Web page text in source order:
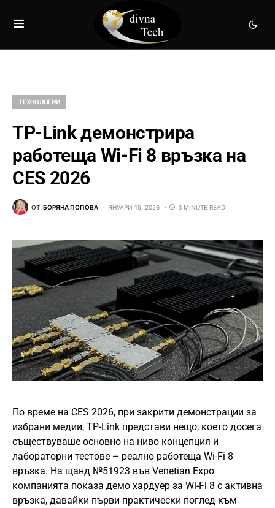
ТЕХНОЛОГИИ
TP-Link демонстрира
работеща Wi-Fi 8 връзка на
CES 2026
ОТ БОРЯНА ПОПОВА ЯНУАРИ 15, 2026 3 MINUTE READ
По време на CES 2026, при закрити демонстрации за
избрани медии, TP-Link представи нещо, което досега
съществуваше основно на ниво концепция и
лабораторни тестове – реално работеща Wi-Fi 8
връзка. На щанд №51923 във Venetian Expo
компанията показа демо хардуер за Wi-Fi 8 с активна
връзка, давайки първи практически поглед към